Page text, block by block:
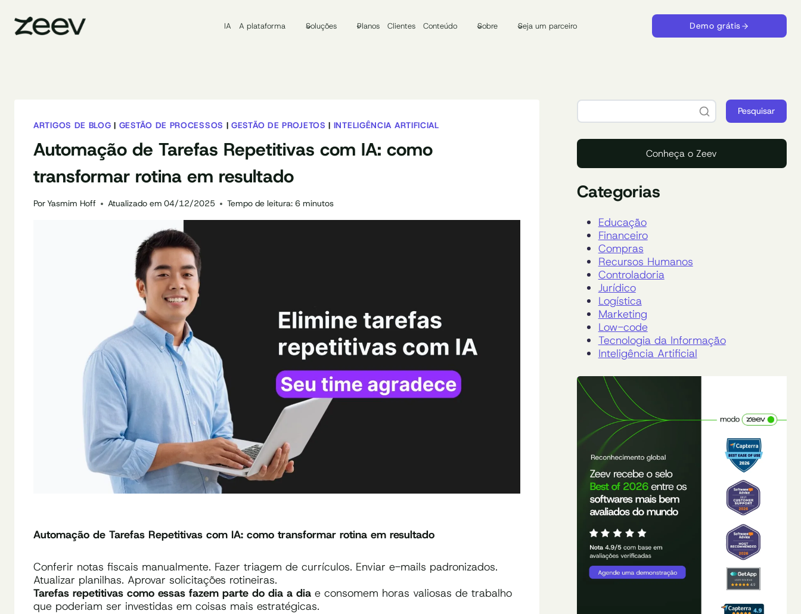
para
IA A plataforma Soluções Planos Clientes Conteúdo Sobre Seja um parceiro Demo grátis
ARTIGOS DE BLOG | GESTÃO DE PROCESSOS |GESTÃO DE PROJETOS | INTELIGÊNCIA ARTIFICIAL
Automação de Tarefas Repetitivas com IA: como
transformar rotina em resultado
PorYasmim Hoff Atualizado em 04/12/2025 Tempo de leitura: 6minutos
Automação de Tarefas Repetitivas com IA: como transformar rotina em resultado
Conferir notas fiscais manualmente. Fazer triagem de currículos. Enviar e-mails padronizados.
Atualizar planilhas. Aprovar solicitações rotineiras.
Tarefas repetitivas como essas fazem parte do dia a dia e consomem horas valiosas de trabalho
que poderiam ser investidas em coisas mais estratégicas.
Pesquisar
Conheça o Zeev
Categorias
Educação
Financeiro
Compras
Recursos Humanos
Controladoria
Jurídico
Logística
Marketing
Low-code
Tecnologia da Informação
Inteligência Artificial